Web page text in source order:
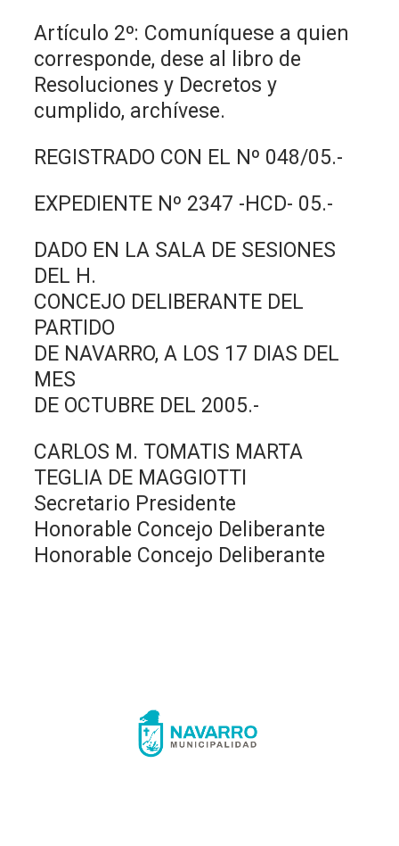
Artículo 2º: Comuníquese a quien
corresponde, dese al libro de
Resoluciones y Decretos y
cumplido, archívese.
REGISTRADO CON EL Nº 048/05.-
EXPEDIENTE Nº 2347 -HCD- 05.-
DADO EN LA SALA DE SESIONES
DEL H.
CONCEJO DELIBERANTE DEL
PARTIDO
DE NAVARRO, A LOS 17 DIAS DEL
MES
DE OCTUBRE DEL 2005.-
CARLOS M. TOMATIS MARTA
TEGLIA DE MAGGIOTTI
Secretario Presidente
Honorable Concejo Deliberante
Honorable Concejo Deliberante